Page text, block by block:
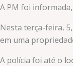
A PM foi
Nesta terça-feira,
em uma
A polícia foi até o